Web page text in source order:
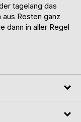
tagelang das
Resten ganz
dann in aller Regel